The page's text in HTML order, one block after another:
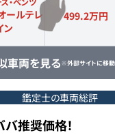
ールテレ
ン
499.2万円
車両を見る※外部サイトに移動
鑑定士の車両総評
バ推奨価格！